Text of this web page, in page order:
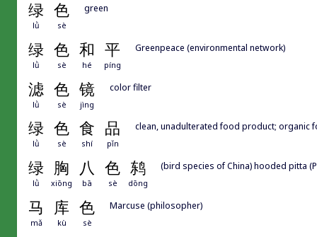
绿 色
lǜ sè
green
绿 色 和 平
lǜ sè hé píng
Greenpeace (environmental network)
滤 色 镜
lǜ sè jìng
color filter
绿 色 食 品
lǜ sè shí pǐn
clean, unadulterated food product; organic
绿 胸 八 色 鸫
lǜ xiōng bā sè dōng
(bird species of China) hooded pitta
马 库 色
mǎ kù sè
Marcuse (philosopher)